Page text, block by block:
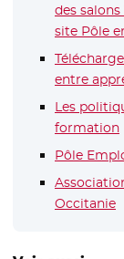
des
site Pôle
entre
Les
formation
Pôle
Occitanie-